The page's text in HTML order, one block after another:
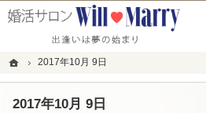
ホーム
2017年10月 9日
2017年10月 9日
「本気の婚活」を応援します。恵比寿・青山・湘南
恵比寿・青山・湘南の婚活なら１年以内の成婚にこ